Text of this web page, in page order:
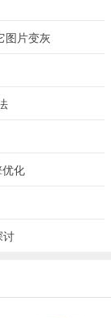
图片变灰
化
讨